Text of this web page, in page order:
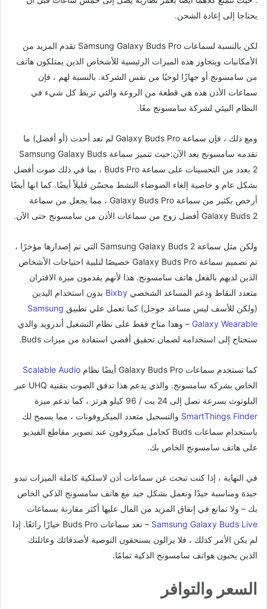
يحتاجا إلى إعادة الشحن.
لكن بالنسبة لسماعات Samsung Galaxy Buds Pro تقدم المزيد من
الأمكانيات ويتجاوز هذه الميزات الرئيسية للأشخاص الذين يمتلكون هاتف
من سامسونج أو جهازًا لوحيًا من نفس الشركة. بالنسبة لهم ، فإن
سماعات الأذن هذه هي قطعة من الروعة والتي تربط كل شيء في
النظام البيئي لشركة سامسونج معًا.
ومع ذلك ، فإن سماعة Galaxy Buds Pro لم تعد أحدث (أو أفضل) ما
تقدمه سامسونج بعد الآن:حيث تتميز سماعة Samsung Galaxy Buds
2 بعدد من التحسينات على سماعة Buds Pro ، بما في ذلك صوت أفضل
بشكل عام و خاصية إلغاء الضوضاء النشط محسّن قليلاً أيضًا. كما انها أيضًا
أرخص بكثير من سماعة Galaxy Buds Pro ، مما يجعل من سماعة
Galaxy Buds 2 أفضل زوج من سماعات الأذن من سامسونج حتى الآن.
ولكن مثل سماعة Samsung Galaxy Buds 2 التي تم إصدارها مؤخرًا ،
تم تصميم سماعة Galaxy Buds Pro خصيصًا لتلبية احتياجات الأشخاص
الذين لديهم بالفعل هاتف سامسونج. هذا لأنهم يقدمون ميزة الاقتران
متعدد النقاط ودعم المساعد الشخصي Bixby بدون استخدام اليدين
(ولكن للأسف ليس مساعد جوجل) كما تعمل علي تطبيق Samsung
Galaxy Wearable – وهذا متاح فقط على نظام التشغيل أندرويد والذي
ستحتاج إلى استخدامه لضمان تحقيق أقصي استفادة من ميزات Buds.
كما تستخدم سماعات Galaxy Buds Pro أيضًا نظام
Scalable Audio
الخاص بشركة سامسونج. والذي يدعم هذا تدفق الصوت بتقنية UHQ عبر
البلوتوث بسرعة تصل إلى 24 بت / 96 كيلو هرتز ، كما تدعم ميزة
SmartThings Finder والتسجيل متعدد الميكروفونات ، مما يسمح لك
باستخدام سماعات Buds كحامل ميكروفون عند تصوير مقاطع الفيديو
على هاتف سامسونج الخاص بك.
في النهاية ، إذا كنت تبحث عن سماعات أذن لاسلكية كاملة الميزات تبدو
جيدة ومناسبة جيدًا وتعمل بشكل جيد مع هاتف سامسونج الذكي الخاص
بك – ولا تمانع في إنفاق المزيد من المال عليها أكثر مقارنة بسماعات
Samsung Galaxy Buds Live
– تعد سماعات Buds Pro خيارًا رائعًا. إذا
لم يكن الأمر كذلك ، فلا يزالون يستحقون التوصية لأصدقائك وعائلتك
الذين يحبون هواتف سامسونج الذكية تمامًا.
السعر والتوافر